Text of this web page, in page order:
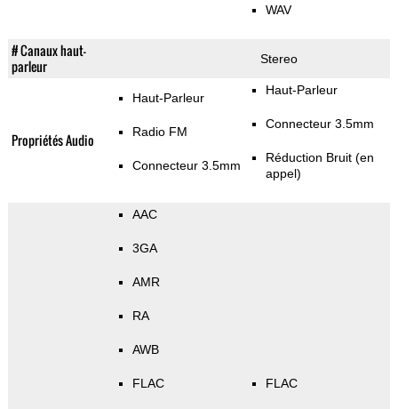
WAV
# Canaux haut-
parleur
Stereo
Propriétés Audio
Haut-Parleur
Radio FM
Connecteur 3.5mm
Haut-Parleur
Connecteur 3.5mm
Réduction Bruit (en
appel)
AAC
3GA
AMR
RA
AWB
FLAC FLAC